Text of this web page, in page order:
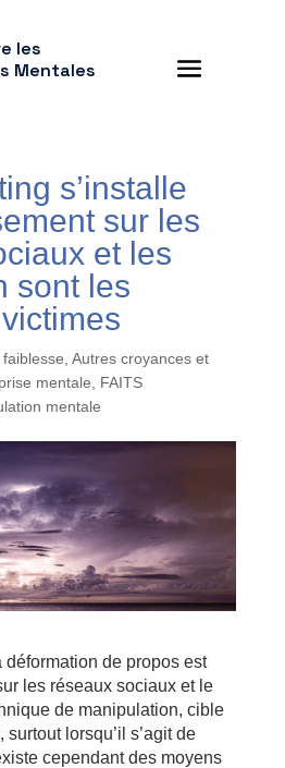
les
Mentales
s’installe
sur les
et les
sont les
Autres croyances et
mentale
FAITS
mentale
de propos est
les réseaux sociaux et le
de manipulation, cible
lorsqu’il s’agit de
cependant des moyens